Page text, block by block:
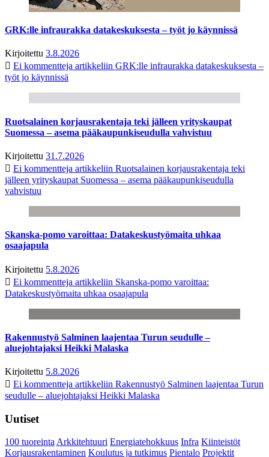
GRK:lle infraurakka datakeskuksesta – työt jo käynnissä
Kirjoitettu 3.8.2026
Ei kommentteja artikkeliin GRK:lle infraurakka datakeskuksesta –
työt jo käynnissä
Ruotsalainen korjausrakentaja teki jälleen yrityskaupat
Suomessa – asema pääkaupunkiseudulla vahvistuu
Kirjoitettu 31.7.2026
Ei kommentteja artikkeliin Ruotsalainen korjausrakentaja teki
jälleen yrityskaupat Suomessa – asema pääkaupunkiseudulla
vahvistuu
Skanska-pomo varoittaa: Datakeskustyömaita uhkaa
osaajapula
Kirjoitettu 5.8.2026
Ei kommentteja artikkeliin Skanska-pomo varoittaa:
Datakeskustyömaita uhkaa osaajapula
Rakennustyö Salminen laajentaa Turun seudulle –
aluejohtajaksi Heikki Malaska
Kirjoitettu 5.8.2026
Ei kommentteja artikkeliin Rakennustyö Salminen laajentaa Turun
seudulle – aluejohtajaksi Heikki Malaska
Uutiset
100 tuoreintaArkkitehtuuri Energiatehokkuus Infra Kiinteistöt
Korjausrakentaminen Koulutus ja tutkimus Pientalo Projektit